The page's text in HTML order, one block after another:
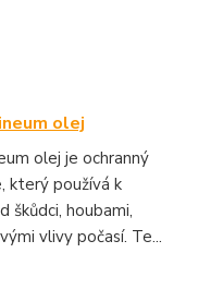
olej
olej je ochranný
který používá k
škůdci, houbami,
vlivy počasí. Te...